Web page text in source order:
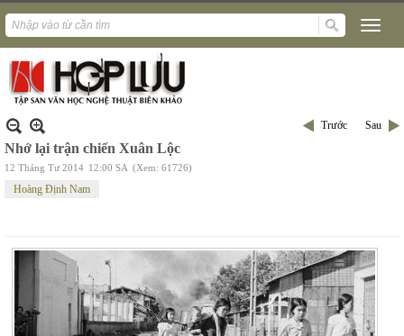
Trước Sau
Nhớ lại trận chiến Xuân Lộc
12 Tháng Tư 2014 12:00 SA (Xem: 61726)
Hoàng Định Nam